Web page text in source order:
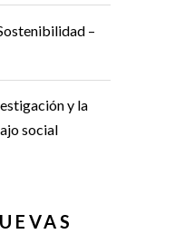
–
y la
social